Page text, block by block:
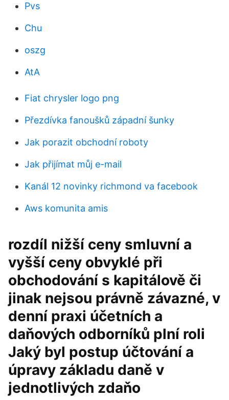
Pvs
Chu
oszg
AtA
Fiat chrysler logo png
Přezdívka fanoušků západní šunky
Jak porazit obchodní roboty
Jak přijímat můj e-mail
Kanál 12 novinky richmond va facebook
Aws komunita amis
rozdíl nižší ceny smluvní a
vyšší ceny obvyklé při
obchodování s kapitálově či
jinak nejsou právně závazné, v
denní praxi účetních a
daňových odborníků plní roli
Jaký byl postup účtování a
úpravy základu daně v
jednotlivých zdaňo